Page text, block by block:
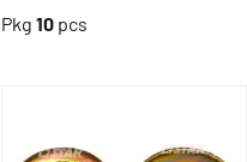
Pkg 10 pcs